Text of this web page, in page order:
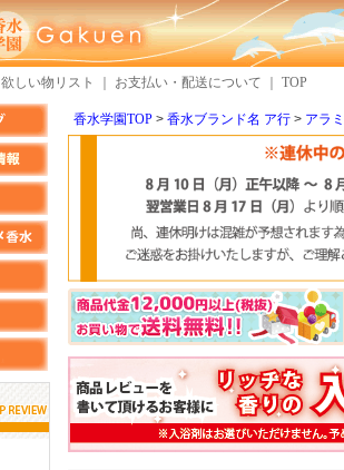
欲しい物リスト お支払い・配送について TOP
香水学園TOP 香水ブランド名 ア行 アラ
しらすさん MM